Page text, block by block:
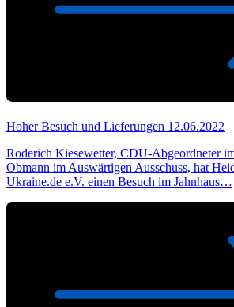
Hoher Besuch und Lieferungen 12.06.2022
Roderich Kiesewetter, CDU-Abgeordneter
Obmann im Auswärtigen Ausschuss, hat
Ukraine.de e.V. einen Besuch im Jahnhaus…